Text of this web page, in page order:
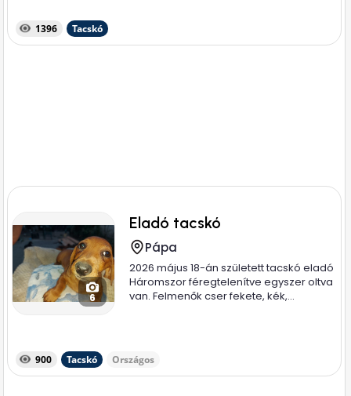
1396 Tacskó
6
Eladó tacskó
Pápa
2026 május 18-án született tacskó eladó
Háromszor féregtelenítve egyszer oltva
van. Felmenők cser fekete, kék,...
900 Tacskó Országos